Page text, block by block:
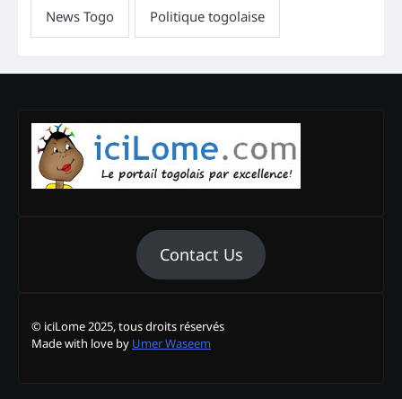
Contact Us
© iciLome 2025, tous droits réservés
Made with love by Umer Waseem